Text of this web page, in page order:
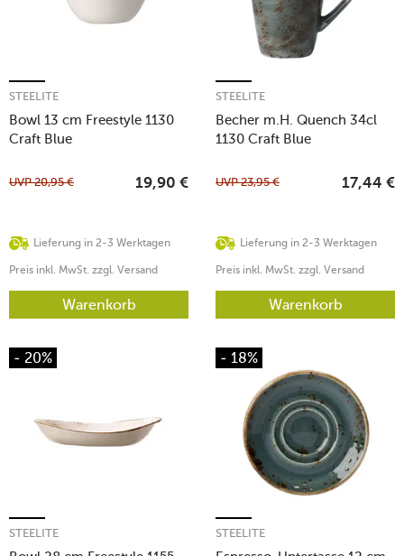
Bowl 13 cm Freestyle 1130
Craft Blue
STEELITE
Lieferung in 2-3 Werktagen
UVP20,95 € 19,90 €
Preis inkl. MwSt. zzgl. Versand
Warenkorb
Becher m.H. Quench 34cl
1130 Craft Blue
STEELITE
Lieferung in 2-3 Werktagen
UVP23,95 € 17,44 €
Preis inkl. MwSt. zzgl. Versand
Warenkorb
- 20%
STEELITE
- 18%
STEELITE